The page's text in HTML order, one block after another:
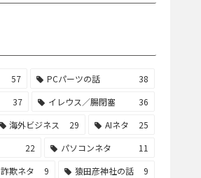
57 PCパーツの話
38
37 イレウス／腸閉塞
36
海外ビジネス 29 AIネタ
25
22 パソコンネタ
11
詐欺ネタ 9 猿田彦神社の話
9